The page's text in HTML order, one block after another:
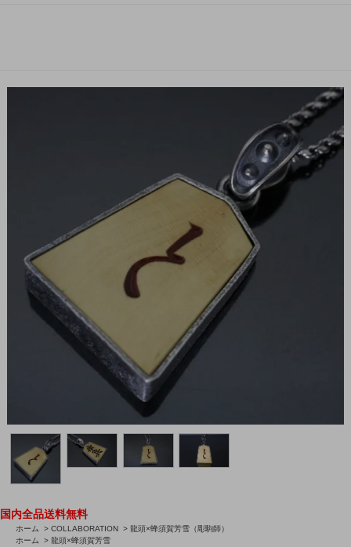
国内全品送料無料
ホーム > COLLABORATION > 龍頭×蜂須賀芳雪（彫駒師）
ホーム
> 龍頭×蜂須賀芳雪